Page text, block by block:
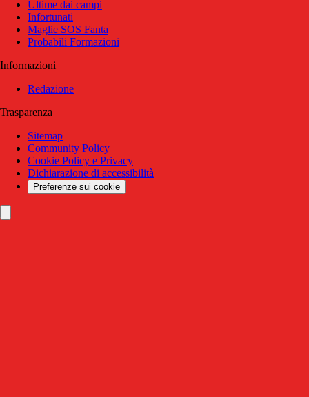
Ultime dai campi
Infortunati
Maglie SOS Fanta
Probabili Formazioni
Informazioni
Redazione
Trasparenza
Sitemap
Community Policy
Cookie Policy e Privacy
Dichiarazione di accessibilità
Preferenze sui cookie